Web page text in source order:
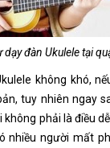
dạy đàn Ukulele tại
không khó,
tuy nhiên ngay
phải là điều
nhiều người mất